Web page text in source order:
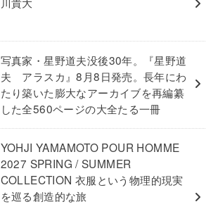
写真家・星野道夫没後30年。『星野道
夫 アラスカ』8月8日発売。長年にわ
たり築いた膨大なアーカイブを再編纂
した全560ページの大全たる一冊
YOHJI YAMAMOTO POUR HOMME
2027 SPRING / SUMMER
COLLECTION 衣服という物理的現実
を巡る創造的な旅